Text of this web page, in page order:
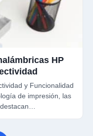
HP
y Funcionalidad
de impresión, las